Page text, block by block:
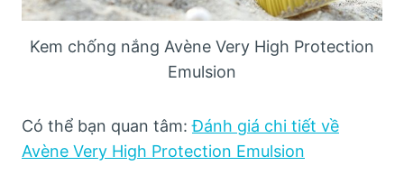
Kem chống nắng Avène Very High Protection
Emulsion
Có thể bạn quan tâm:Đánh giá chi tiết về
Avène Very High Protection Emulsion